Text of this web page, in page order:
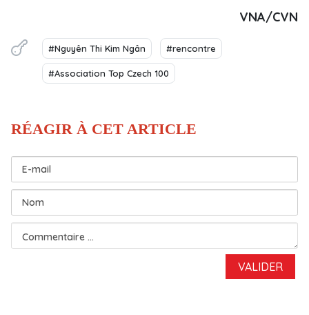
VNA/CVN
#Nguyên Thi Kim Ngân #rencontre
#Association Top Czech 100